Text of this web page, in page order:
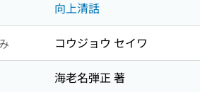
向上清話
コウジョウ セイワ
海老名弾正 著